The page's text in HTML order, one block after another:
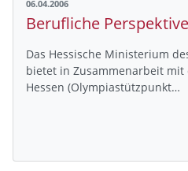
06.04.2006
Das Hessische Ministerium
bietet in Zusammenarbeit
Hessen (Olympiastützpunkt…